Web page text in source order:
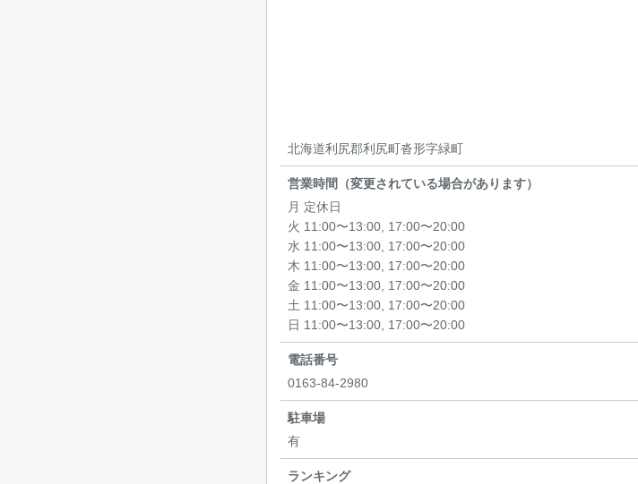
北海道利尻郡利尻町沓形字緑町
営業時間（変更されている場合があります）
月 定休日
火 11:00〜13:00, 17:00〜20:00
水 11:00〜13:00, 17:00〜20:00
木 11:00〜13:00, 17:00〜20:00
金 11:00〜13:00, 17:00〜20:00
土 11:00〜13:00, 17:00〜20:00
日 11:00〜13:00, 17:00〜20:00
電話番号
0163-84-2980
駐車場
有
ランキング